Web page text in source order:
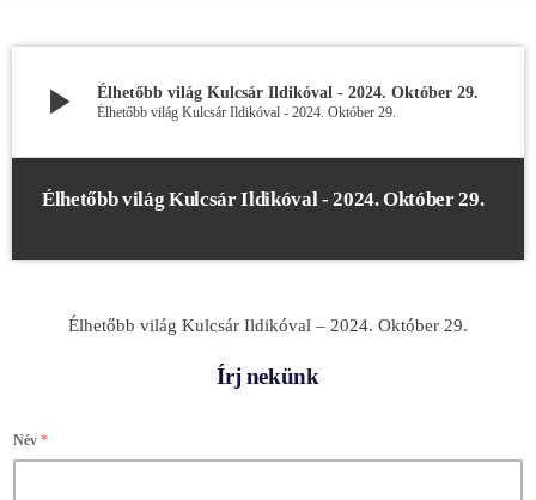
play_arrow Élhetőbb világ Kulcsár Ildikóval - 2024. Október 29.
Élhetőbb világ Kulcsár Ildikóval - 2024. Október 29.
Élhetőbb világ Kulcsár Ildikóval - 2024. Október 29.
Élhetőbb világ Kulcsár Ildikóval – 2024. Október 29.
Írj nekünk
Név *